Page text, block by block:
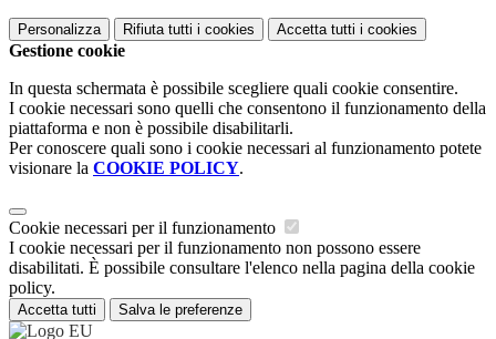
Personalizza Rifiuta tutti i cookies Accetta tutti i cookies
Gestione cookie
In questa schermata è possibile scegliere quali cookie consentire.
I cookie necessari sono quelli che consentono il funzionamento della
piattaforma e non è possibile disabilitarli.
Per conoscere quali sono i cookie necessari al funzionamento potete
visionare la COOKIE POLICY.
Cookie necessari per il funzionamento
I cookie necessari per il funzionamento non possono essere
disabilitati. È possibile consultare l'elenco nella pagina della cookie
policy.
Accetta tutti Salva le preferenze